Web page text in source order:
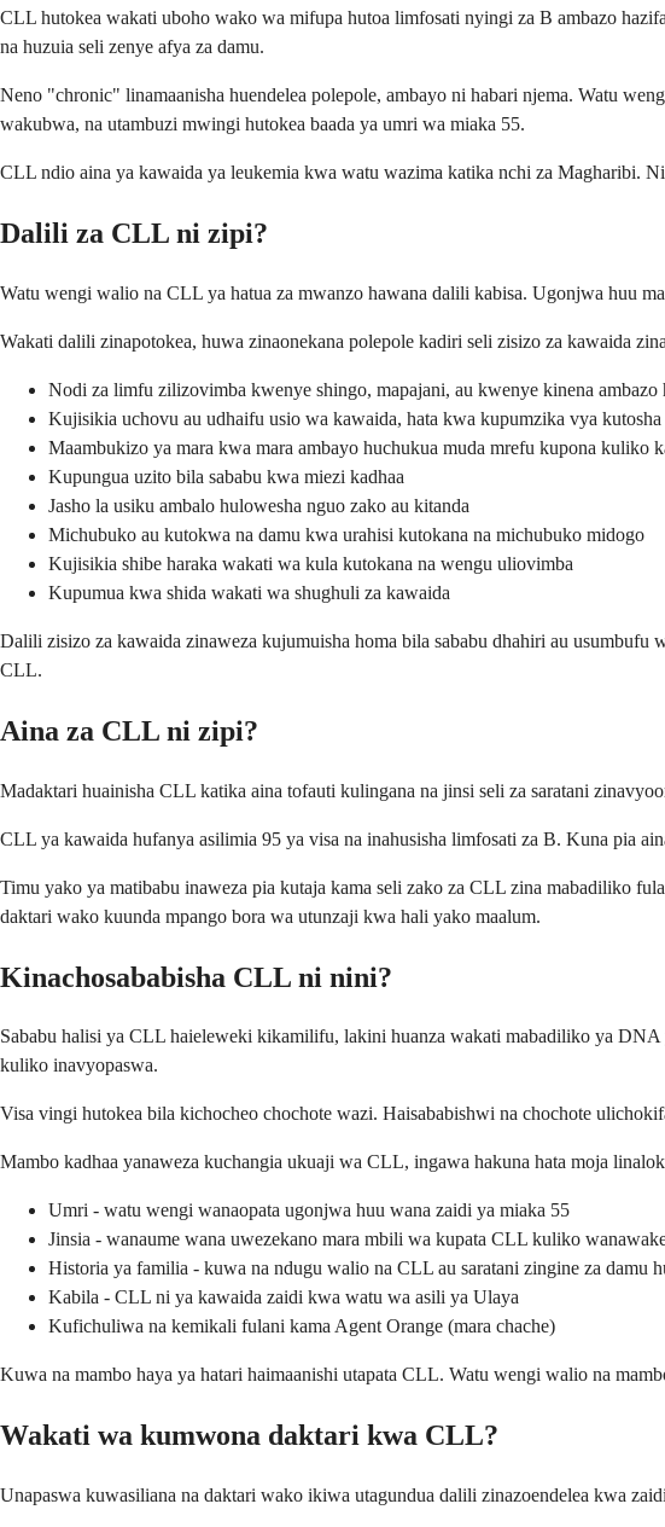
CLL hutokea wakati uboho wako wa mifupa hutoa limfosati nyingi za B ambazo
na huzuia seli zenye afya za damu.
Neno "chronic" linamaanisha huendelea polepole, ambayo ni habari njema. Watu
wakubwa, na utambuzi mwingi hutokea baada ya umri wa miaka 55.
CLL ndio aina ya kawaida ya leukemia kwa watu wazima katika nchi za Magharibi.
Dalili za CLL ni zipi?
Watu wengi walio na CLL ya hatua za mwanzo hawana dalili kabisa. Ugonjwa huu
Wakati dalili zinapotokea, huwa zinaonekana polepole kadiri seli zisizo za kawaida
Nodi za limfu zilizovimba kwenye shingo, mapajani, au kwenye kinena ambazo
Kujisikia uchovu au udhaifu usio wa kawaida, hata kwa kupumzika vya kutosha
Maambukizo ya mara kwa mara ambayo huchukua muda mrefu kupona kuliko
Kupungua uzito bila sababu kwa miezi kadhaa
Jasho la usiku ambalo hulowesha nguo zako au kitanda
Michubuko au kutokwa na damu kwa urahisi kutokana na michubuko midogo
Kujisikia shibe haraka wakati wa kula kutokana na wengu uliovimba
Kupumua kwa shida wakati wa shughuli za kawaida
Dalili zisizo za kawaida zinaweza kujumuisha homa bila sababu dhahiri au
CLL.
Aina za CLL ni zipi?
Madaktari huainisha CLL katika aina tofauti kulingana na jinsi seli za saratani
CLL ya kawaida hufanya asilimia 95 ya visa na inahusisha limfosati za B. Kuna pia
Timu yako ya matibabu inaweza pia kutaja kama seli zako za CLL zina mabadiliko
daktari wako kuunda mpango bora wa utunzaji kwa hali yako maalum.
Kinachosababisha CLL ni nini?
Sababu halisi ya CLL haieleweki kikamilifu, lakini huanza wakati mabadiliko ya
kuliko inavyopaswa.
Visa vingi hutokea bila kichocheo chochote wazi. Haisababishwi na chochote
Mambo kadhaa yanaweza kuchangia ukuaji wa CLL, ingawa hakuna hata moja
Umri - watu wengi wanaopata ugonjwa huu wana zaidi ya miaka 55
Jinsia - wanaume wana uwezekano mara mbili wa kupata CLL kuliko
Historia ya familia - kuwa na ndugu walio na CLL au saratani zingine za damu
Kabila - CLL ni ya kawaida zaidi kwa watu wa asili ya Ulaya
Kufichuliwa na kemikali fulani kama Agent Orange (mara chache)
Kuwa na mambo haya ya hatari haimaanishi utapata CLL. Watu wengi walio na
Wakati wa kumwona daktari kwa CLL?
Unapaswa kuwasiliana na daktari wako ikiwa utagundua dalili zinazoendelea kwa